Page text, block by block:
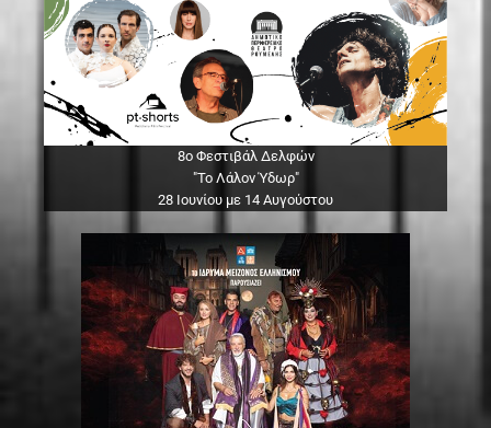
8ο Φεστιβάλ Δελφών
"Το Λάλον Ύδωρ"
28 Ιουνίου με 14 Αυγούστου